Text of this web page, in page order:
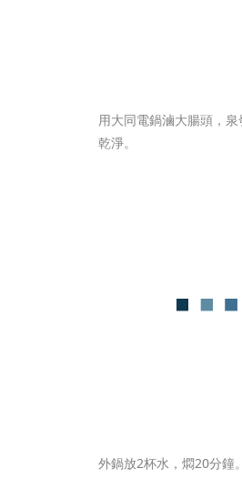
用大同電鍋滷大腸頭，
乾淨。
外鍋放2杯水，燜20分鐘。